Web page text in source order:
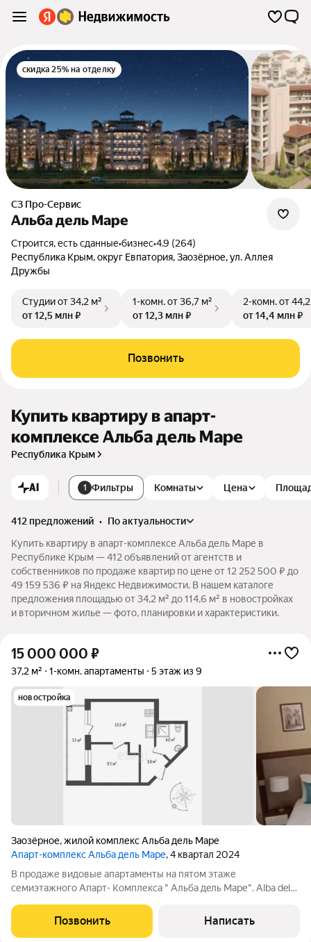
скидка 25% на отделку
СЗ Про-Сервис
Альба дель Маре
Строится, есть сданные•бизнес•4.9 (264)
Республика Крым,округ Евпатория,Заозёрное,ул. Аллея
Дружбы
Студииот 34,2 м²
от 12,5 млн ₽
1-комн.от 36,7 м²
от 12,3 млн ₽
2-комн.от
от 14,4 млн ₽
Позвонить
Купить квартиру в апарт-
комплексе Альба дель Маре
Республика Крым
AI 1 Фильтры Комнаты Цена
412 предложений •
по актуальности
Купить квартиру в апарт-комплексе Альба дель Маре в
Республике Крым — 412 объявлений от агентств и
собственников по продаже квартир по цене от 12 252 500 ₽ до
49 159 536 ₽ на Яндекс Недвижимости. В нашем каталоге
предложения площадью от 34,2 м² до 114,6 м² в новостройках
и вторичном жилье — фото, планировки и характеристики.
15 000 000 ₽
37,2 м² 1-комн. апартаменты 5 этаж из 9
новостройка
Заозёрное,жилой комплекс Альба дель Маре
Апарт-комплекс Альба дель Маре, 4 квартал 2024
В продаже видовые апaртамeнты на пятом этаже
семиэтажного Апарт- Kомплекса " Aльба дeль Маpе". Alba del
этажности в средиземноморском стиле в 385 метрах от моря.
Апартаменты площадью 37,2 м2, состоят
Позвонить Написать